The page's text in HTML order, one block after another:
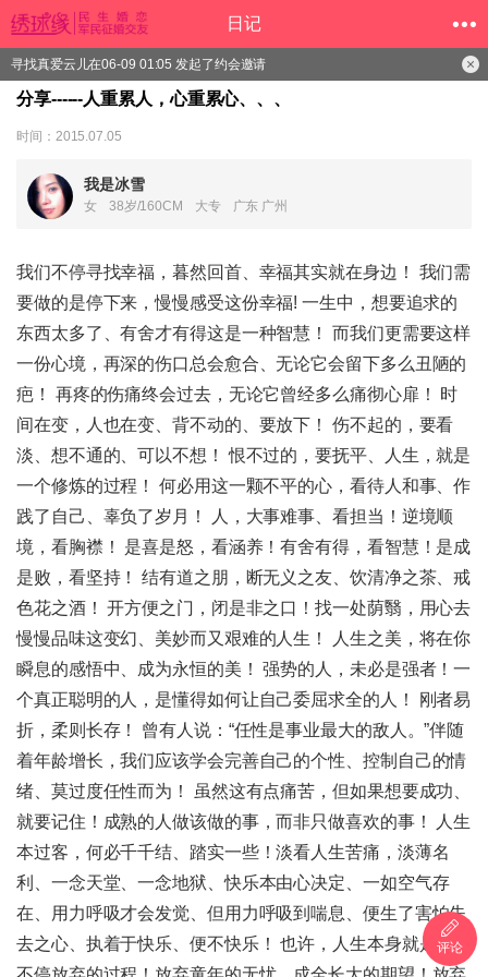
日记
分享------人重累人，心重累心、、、
时间：2015.07.05
我是冰雪
女 38岁/160CM 大专 广东 广州
我们不停寻找幸福，暮然回首、幸福其实就在身边！ 我们需
要做的是停下来，慢慢感受这份幸福! 一生中，想要追求的
东西太多了、有舍才有得这是一种智慧！ 而我们更需要这样
一份心境，再深的伤口总会愈合、无论它会留下多么丑陋的
疤！ 再疼的伤痛终会过去，无论它曾经多么痛彻心扉！ 时
间在变，人也在变、背不动的、要放下！ 伤不起的，要看
淡、想不通的、可以不想！ 恨不过的，要抚平、人生，就是
一个修炼的过程！ 何必用这一颗不平的心，看待人和事、作
践了自己、辜负了岁月！ 人，大事难事、看担当！逆境顺
境，看胸襟！ 是喜是怒，看涵养！有舍有得，看智慧！是成
是败，看坚持！ 结有道之朋，断无义之友、饮清净之茶、戒
色花之酒！ 开方便之门，闭是非之口！找一处荫翳，用心去
慢慢品味这变幻、美妙而又艰难的人生！ 人生之美，将在你
瞬息的感悟中、成为永恒的美！ 强势的人，未必是强者！一
个真正聪明的人，是懂得如何让自己委屈求全的人！ 刚者易
折，柔则长存！ 曾有人说：“任性是事业最大的敌人。”伴随
着年龄增长，我们应该学会完善自己的个性、控制自己的情
绪、莫过度任性而为！ 虽然这有点痛苦，但如果想要成功、
就要记住！成熟的人做该做的事，而非只做喜欢的事！ 人生
本过客，何必千千结、踏实一些！淡看人生苦痛，淡薄名
利、一念天堂、一念地狱、快乐本由心决定、一如空气存
在、用力呼吸才会发觉、但用力呼吸到喘息、便生了害怕失
去之心、执着于快乐、便不快乐！ 也许，人生本身就是一个
评论
寻找真爱云儿在06-09 01:05 发起了约会邀请